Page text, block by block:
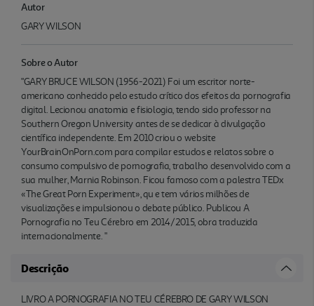
Autor
GARY WILSON
Sobre o Autor
"GARY BRUCE WILSON (1956-2021) Foi um escritor norte-
americano conhecido pelo estudo crítico dos efeitos da pornografia
digital. Lecionou anatomia e fisiologia, tendo sido professor na
Southern Oregon University antes de se dedicar à divulgação
científica independente. Em 2010 criou o website
YourBrainOnPorn.com para compilar estudos e relatos sobre o
consumo compulsivo de pornografia, trabalho desenvolvido com a
sua mulher, Marnia Robinson. Ficou famoso com a palestra TEDx
«The Great Porn Experiment», qu e tem vários milhões de
visualizações e impulsionou o debate público. Publicou A
Pornografia no Teu Cérebro em 2014/2015, obra traduzida
internacionalmente. "
Descrição
LIVRO A PORNOGRAFIA NO TEU CÉREBRO DE GARY WILSON